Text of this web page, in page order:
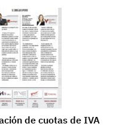
de cuotas de IVA